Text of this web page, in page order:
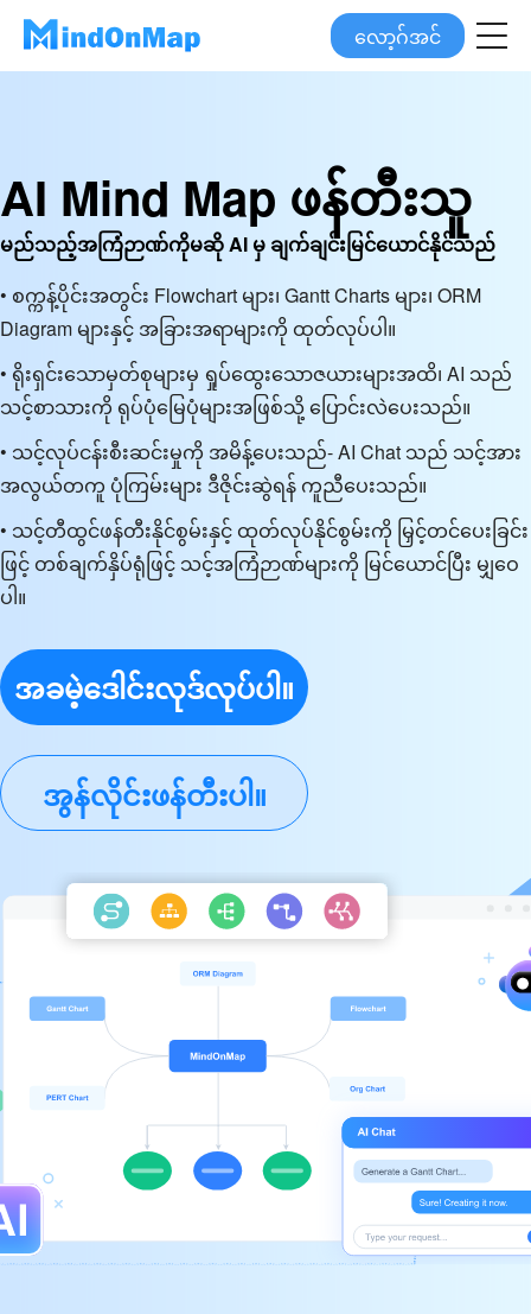
လော့ဂ်အင်
AI Mind Map ဖန်တီးသူ
မည်သည့်အကြံဉာဏ်ကိုမဆို AI မှ ချက်ချင်းမြင်ယောင်နိုင်သည်
• စက္ကန့်ပိုင်းအတွင်း Flowchart များ၊ Gantt Charts များ၊ ORM
Diagram များနှင့် အခြားအရာများကို ထုတ်လုပ်ပါ။
• ရိုးရှင်းသောမှတ်စုများမှ ရှုပ်ထွေးသောဇယားများအထိ၊ AI သည်
သင့်စာသားကို ရုပ်ပုံမြေပုံများအဖြစ်သို့ ပြောင်းလဲပေးသည်။
• သင့်လုပ်ငန်းစီးဆင်းမှုကို အမိန့်ပေးသည်- AI Chat သည် သင့်အား
အလွယ်တကူ ပုံကြမ်းများ ဒီဇိုင်းဆွဲရန် ကူညီပေးသည်။
• သင့်တီထွင်ဖန်တီးနိုင်စွမ်းနှင့် ထုတ်လုပ်နိုင်စွမ်းကို မြှင့်တင်ပေးခြင်း
ဖြင့် တစ်ချက်နှိပ်ရုံဖြင့် သင့်အကြံဉာဏ်များကို မြင်ယောင်ပြီး မျှဝေ
ပါ။
အခမဲ့ဒေါင်းလုဒ်လုပ်ပါ။
အွန်လိုင်းဖန်တီးပါ။